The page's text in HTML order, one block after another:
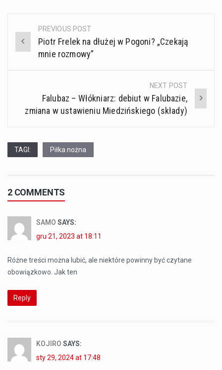
Post
navigation
PREVIOUS POST
Piotr Frelek na dłużej w Pogoni? „Czekają
mnie rozmowy”
NEXT POST
Falubaz – Włókniarz: debiut w Falubazie,
zmiana w ustawieniu Miedzińskiego (składy)
TAGI: Piłka nożna
2 COMMENTS
SAMO SAYS:
gru 21, 2023 at 18:11
Różne treści można lubić, ale niektóre powinny być czytane
obowiązkowo. Jak ten
Reply
KOJIRO SAYS:
sty 29, 2024 at 17:48